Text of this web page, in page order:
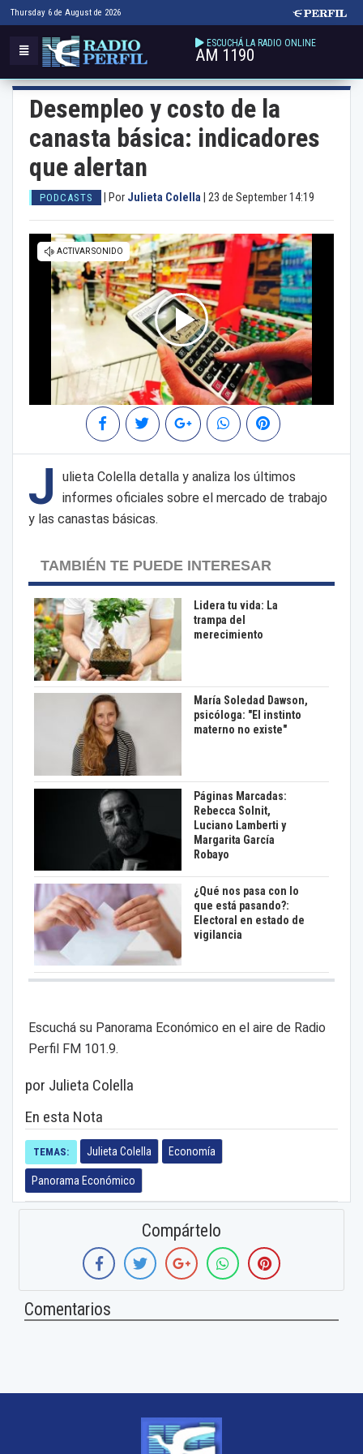
Thursday 6 de August de 2026
ESCUCHÁ LA RADIO ONLINE
AM 1190
Desempleo y costo de la
canasta básica: indicadores
que alertan
PODCASTS Por Julieta Colella 23 de September 14:19
J
ulieta Colella detalla y analiza los últimos
informes oficiales sobre el mercado de trabajo
y las canastas básicas.
TAMBIÉN TE PUEDE INTERESAR
Lidera tu vida: La
trampa del
merecimiento
María Soledad Dawson,
psicóloga: "El instinto
materno no existe"
Páginas Marcadas:
Rebecca Solnit,
Luciano Lamberti y
Margarita García
Robayo
¿Qué nos pasa con lo
que está pasando?:
Electoral en estado de
vigilancia
Escuchá su Panorama Económico en el aire de Radio
Perfil FM 101.9.
por Julieta Colella
En esta Nota
TEMAS: Julieta Colella Economía
Panorama Económico
Compártelo
Comentarios